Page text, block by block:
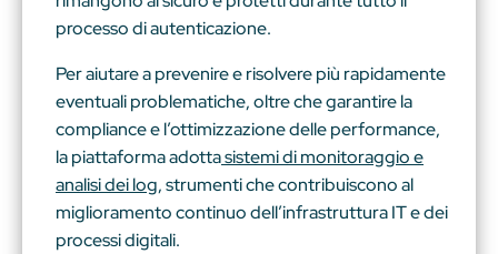
processo di autenticazione.
Per aiutare a prevenire e risolvere più rapidamente
eventuali problematiche, oltre che garantire la
compliance e l’ottimizzazione delle performance,
la piattaforma adottasistemi di monitoraggio e
analisi dei log, strumenti che contribuiscono al
miglioramento continuo dell’infrastruttura IT e dei
processi digitali.